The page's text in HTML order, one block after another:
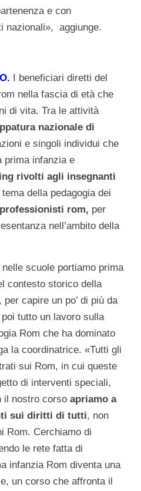
e con
nazionali», aggiunge.
I beneficiari diretti del
nella fascia di età che
di vita. Tra le attività
nazionale di
e singoli individui che
prima infanzia e
rivolti agli insegnanti
della pedagogia dei
rom, per
nell’ambito della
scuole portiamo prima
contesto storico della
capire un po’ di più da
tutto un lavoro sulla
Rom che ha dominato
la coordinatrice. «Tutti gli
sui Rom, in cui queste
di interventi speciali,
il nostro corso apriamo a
sui diritti di tutti, non
Rom. Cerchiamo di
le rete fatta di
infanzia Rom diventa una
un corso che affronta il